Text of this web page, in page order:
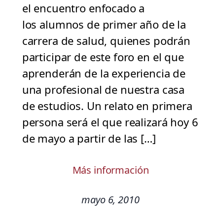
el encuentro enfocado a
los alumnos de primer año de la
carrera de salud, quienes podrán
participar de este foro en el que
aprenderán de la experiencia de
una profesional de nuestra casa
de estudios. Un relato en primera
persona será el que realizará hoy 6
de mayo a partir de las […]
Más información
mayo 6, 2010